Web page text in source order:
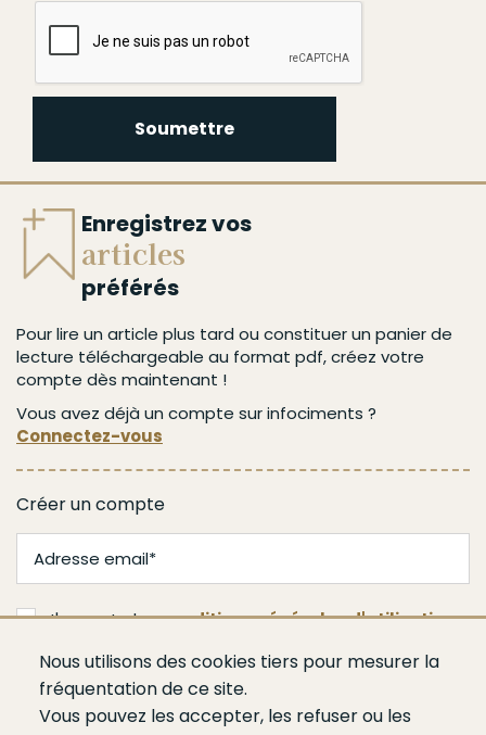
Nous utilisons des cookies tiers pour mesurer la
fréquentation de ce site.
Vous pouvez les accepter, les refuser ou les
Soumettre
Enregistrez vos
articles
préférés
Pour lire un article plus tard ou constituer un panier de
lecture téléchargeable au format pdf, créez votre
compte dès maintenant !
Vous avez déjà un compte sur infociments ?
Connectez-vous
Créer un compte
J'accepte lesconditions générales d'utilisation
Valider